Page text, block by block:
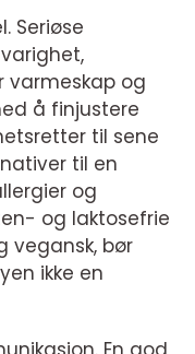
Seriøse
varmeskap og
å finjustere
til sene
til en
og
og laktosefrie
vegansk, bør
ikke en